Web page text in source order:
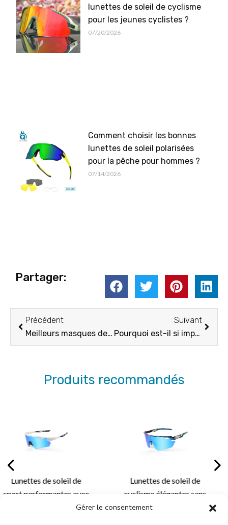
Gérer le consentement
lunettes de soleil de cyclisme
pour les jeunes cyclistes ?
07/20/2026
Comment choisir les bonnes
lunettes de soleil polarisées
pour la pêche pour hommes ?
07/14/2026
Partager:
Précédent
Précédent
Meilleurs masques de ski de 2025 : un guide complet pour les amateurs de ski
Suivant
Pourquoi est-il si important de choisir les bons masques de ski pour femme ?
Produits recommandés
Lunettes de soleil de
cyclisme élégantes sans
monture avec un design
Lunettes de
sport sans
de gamme